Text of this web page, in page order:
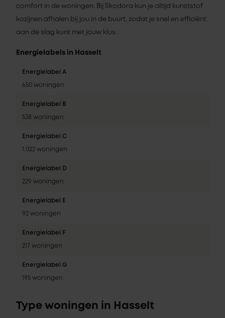
comfort in de woningen. Bij Skodora kun je altijd kunststof
kozijnen afhalen bij jou in de buurt, zodat je snel en efficiënt
aan de slag kunt met jouw klus.
Energielabels in Hasselt
Energielabel A
650 woningen
Energielabel B
538 woningen
Energielabel C
1.022 woningen
Energielabel D
229 woningen
Energielabel E
92 woningen
Energielabel F
217 woningen
Energielabel G
195 woningen
Type woningen in Hasselt